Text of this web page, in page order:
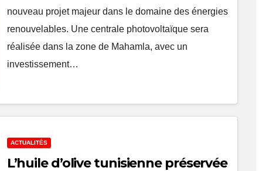
nouveau projet majeur dans le domaine des énergies
renouvelables. Une centrale photovoltaïque sera
réalisée dans la zone de Mahamla, avec un
investissement…
ACTUALITÉS
L’huile d’olive tunisienne préservée